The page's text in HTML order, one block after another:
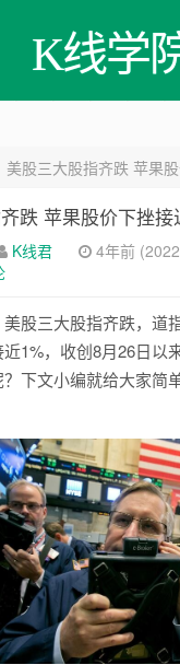
K线学
美股三大股指齐跌 苹果
跌 苹果股价下挫接
K线君 4年前
股三大股指齐跌，道
1%，收创8月26日以
下文小编就给大家简